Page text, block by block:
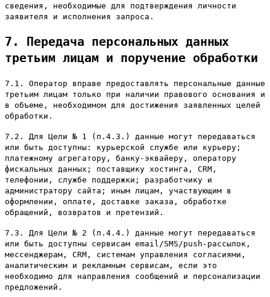
сведения, необходимые для подтверждения личности
заявителя и исполнения запроса.
7. Передача персональных данных
третьим лицам и поручение обработки
7.1. Оператор вправе предоставлять персональные данные
третьим лицам только при наличии правового основания и
в объеме, необходимом для достижения заявленных целей
обработки.
7.2. Для Цели № 1 (п.4.3.) данные могут передаваться
или быть доступны: курьерской службе или курьеру;
платежному агрегатору, банку-эквайеру, оператору
фискальных данных; поставщику хостинга, CRM,
телефонии, службе поддержки; разработчику и
администратору сайта; иным лицам, участвующим в
оформлении, оплате, доставке заказа, обработке
обращений, возвратов и претензий.
7.3. Для Цели № 2 (п.4.4.) данные могут передаваться
или быть доступны сервисам email/SMS/push-рассылок,
мессенджерам, CRM, системам управления согласиями,
аналитическим и рекламным сервисам, если это
необходимо для направления сообщений и персонализации
предложений.